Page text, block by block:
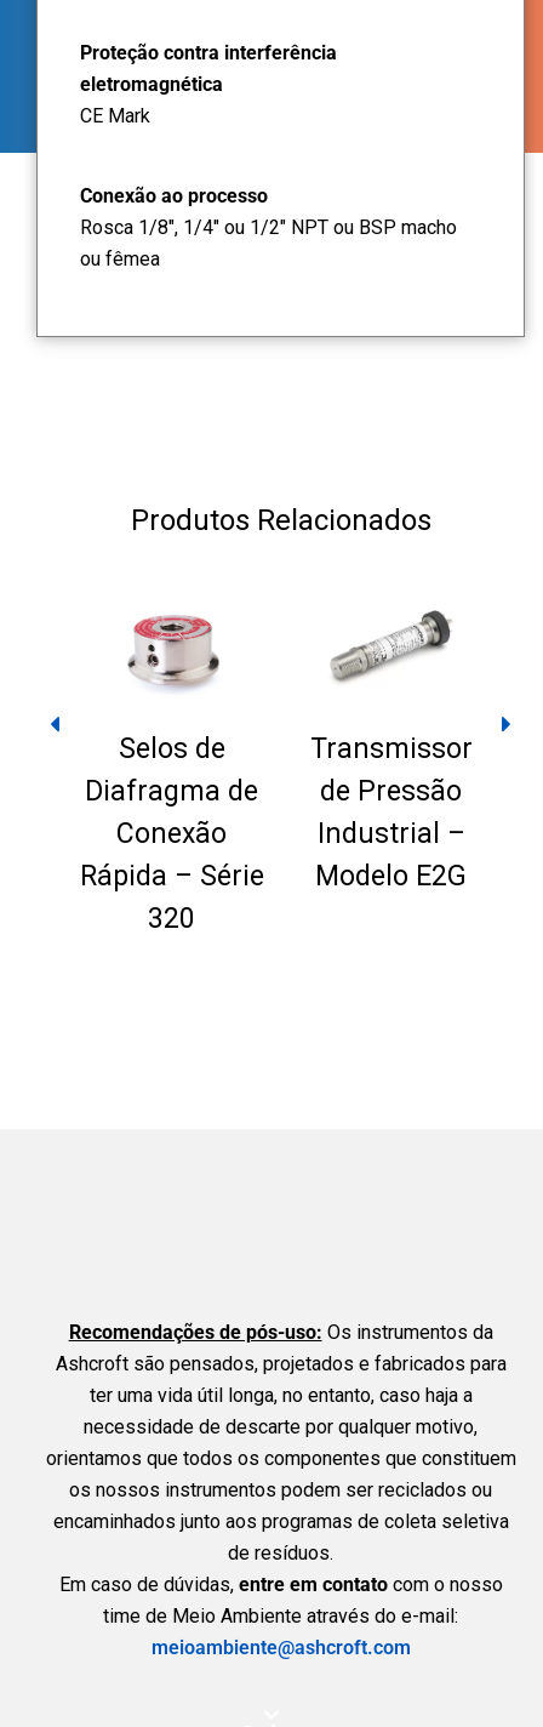
Proteção contra interferência
eletromagnética
CE Mark
Conexão ao processo
Rosca 1/8", 1/4" ou 1/2" NPT ou BSP macho
ou fêmea
Produtos Relacionados
Selos de
Diafragma de
Conexão
Rápida – Série
320
Transmissor
de Pressão
Industrial –
Modelo E2G
Recomendações de pós-uso: Os instrumentos da
Ashcroft são pensados, projetados e fabricados para
ter uma vida útil longa, no entanto, caso haja a
necessidade de descarte por qualquer motivo,
orientamos que todos os componentes que constituem
os nossos instrumentos podem ser reciclados ou
encaminhados junto aos programas de coleta seletiva
de resíduos.
Em caso de dúvidas, entre em contatocom o nosso
time de Meio Ambiente através do e-mail:
meioambiente@ashcroft.com